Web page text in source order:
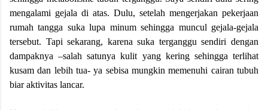
mengalami gejala di atas. Dulu, setelah mengerjakan pekerjaan
rumah tangga suka lupa minum sehingga muncul gejala-gejala
tersebut. Tapi sekarang, karena suka terganggu sendiri dengan
dampaknya –salah satunya kulit yang kering sehingga terlihat
kusam dan lebih tua- ya sebisa mungkin memenuhi cairan tubuh
biar aktivitas lancar.